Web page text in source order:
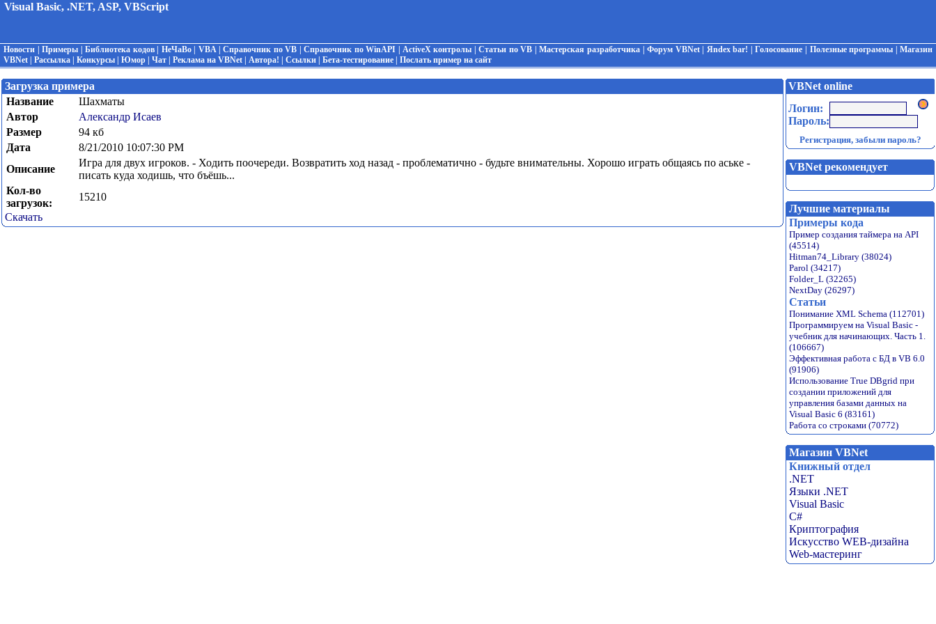
Visual Basic, .NET, ASP, VBScript
Новости |Примеры |Библиотека кодов| НеЧаВо| VBA|Справочник по VB |Справочник по WinAPI ActiveX контролы |Статьи по VB |Мастерская разработчика |Форум VBNet| Яndex bar! |Голосование Полезные программы |Магазин
VBNet
Рассылка Конкурсы Юмор Чат Реклама на VBNet Автора! Ссылки Бета-тестирование Послать пример на сайт
Загрузка примера
Название
Шахматы
Автор
Александр Исаев
Размер
94 кб
Дата
8/21/2010 10:07:30 PM
Описание
Игра для двух игроков. - Ходить поочереди. Возвратить ход назад - проблематично - будьте внимательны. Хорошо играть общаясь по аське -
писать куда ходишь, что бъёшь...
Кол-во
загрузок:
15210
Скачать
VBNet online
Логин:
Пароль:
Регистрация, забыли пароль?
VBNet рекомендует
Лучшие материалы
Примеры кода
Пример создания таймера на API
(45514)
Hitman74_Library (38024)
Parol (34217)
Folder_L (32265)
NextDay (26297)
Статьи
Понимание XML Schema (112701)
Программируем на Visual Basic -
учебник для начинающих. Часть 1.
(106667)
Эффективная работа с БД в VB 6.0
(91906)
Использование True DBgrid при
создании приложений для
управления базами данных на
Visual Basic 6 (83161)
Работа со строками (70772)
Магазин VBNet
Книжный отдел
.NET
Языки .NET
Visual Basic
C#
Криптография
Искусство WEB-дизайна
Web-мастеринг